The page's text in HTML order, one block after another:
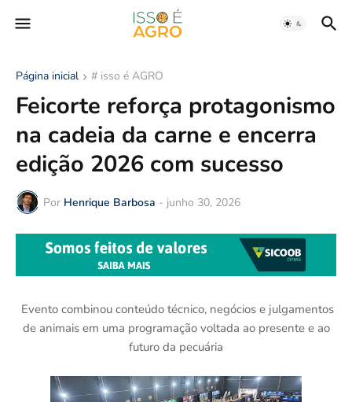
Página inicial # isso é AGRO
Feicorte reforça protagonismo
na cadeia da carne e encerra
edição 2026 com sucesso
Por Henrique Barbosa - junho 30, 2026
Evento combinou conteúdo técnico, negócios e julgamentos
de animais em uma programação voltada ao presente e ao
futuro da pecuária